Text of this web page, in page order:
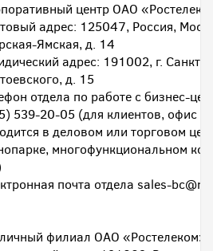
центр ОАО
адрес: 125047, Россия,
Ямская, д. 14
адрес: 191002, г. Санкт-
д. 15
отдела по работе с бизнес-
539-20-05 (для клиентов, офис
в деловом или торговом
многофункциональном
почта отдела sales-
филиал ОАО «Ростелеком»: